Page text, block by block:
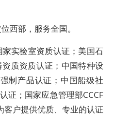
西部，服务全国。
实验室资质认证；美国石
质资质认证；中国特种设
制产品认证；中国船级社
证；国家应急管理部CCCF
户提供优质、专业的认证